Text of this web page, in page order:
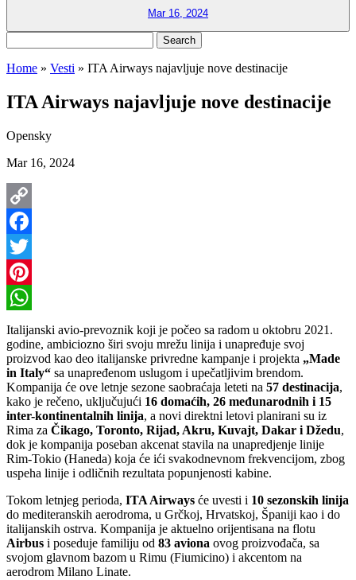
Mar 16, 2024
for:
Home » Vesti » ITA Airways najavljuje nove destinacije
ITA Airways najavljuje nove destinacije
Opensky
Mar 16, 2024
Copy
Link
Facebook
Twitter
Pinterest
WhatsApp
Italijanski avio-prevoznik koji je počeo sa radom u oktobru 2021.
godine, ambiciozno širi svoju mrežu linija i unapređuje svoj
proizvod kao deo italijanske privredne kampanje i projekta „Made
in Italy“ sa unapređenom uslugom i upečatljivim brendom.
Kompanija će ove letnje sezone saobraćaja leteti na 57 destinacija,
kako je rečeno, uključujući 16 domaćih, 26 međunarodnih i 15
inter-kontinentalnih linija, a novi direktni letovi planirani su iz
Rima za Čikago, Toronto, Rijad, Akru, Kuvajt, Dakar i Džedu,
dok je kompanija poseban akcenat stavila na unapredjenje linije
Rim-Tokio (Haneda) koja će ići svakodnevnom frekvencijom, zbog
uspeha linije i odličnih rezultata popunjenosti kabine.
Tokom letnjeg perioda, ITA Airways će uvesti i 10 sezonskih linija
do mediteranskih aerodroma, u Grčkoj, Hrvatskoj, Španiji kao i do
italijanskih ostrva. Kompanija je aktuelno orijentisana na flotu
Airbus i poseduje familiju od 83 aviona ovog proizvođača, sa
svojom glavnom bazom u Rimu (Fiumicino) i akcentom na
aerodrom Milano Linate.